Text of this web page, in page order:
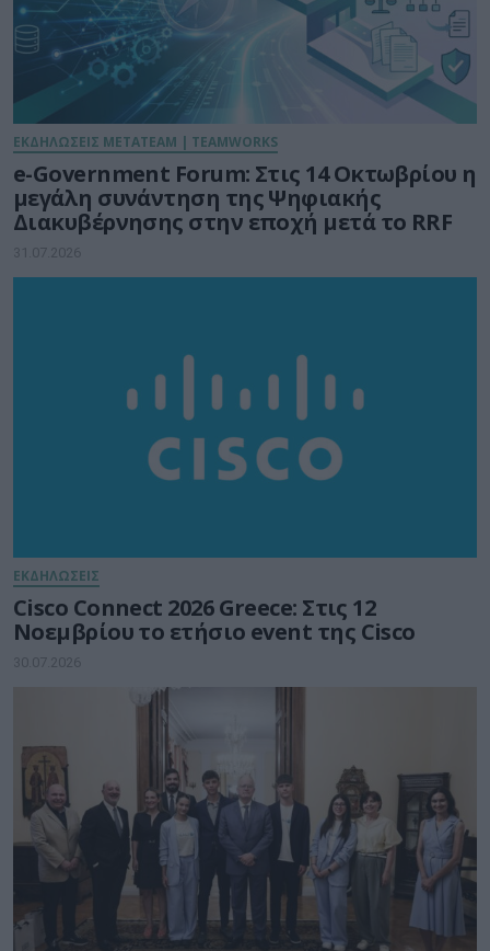
ΕΚΔΗΛΩΣΕΙΣ METATEAM | TEAMWORKS
e-Government Forum: Στις 14 Οκτωβρίου η
μεγάλη συνάντηση της Ψηφιακής
Διακυβέρνησης στην εποχή μετά το RRF
31.07.2026
ΕΚΔΗΛΩΣΕΙΣ
Cisco Connect 2026 Greece: Στις 12
Νοεμβρίου το ετήσιο event της Cisco
30.07.2026